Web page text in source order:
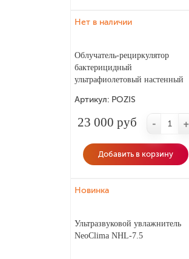
Нет в наличии
Облучатель-рециркулятор
бактерицидный
ультрафиолетовый настенный
Артикул: POZIS
23 000 руб - +
Добавить в корзину
Новинка
Ультразвуковой увлажнитель
NeoClima NHL-7.5